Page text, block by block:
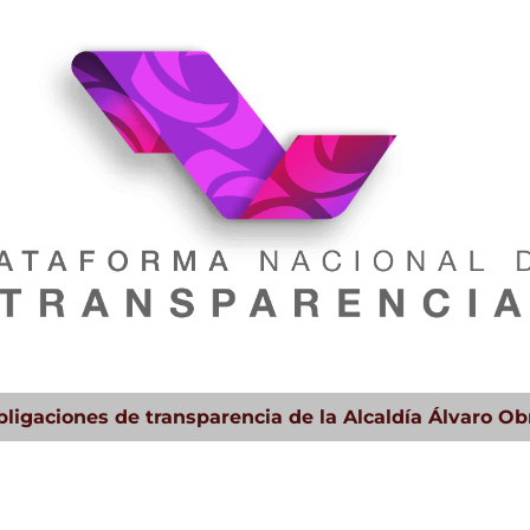
de transparencia de la Alcaldía Álvaro